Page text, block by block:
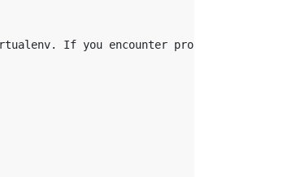
If you encounter problems,